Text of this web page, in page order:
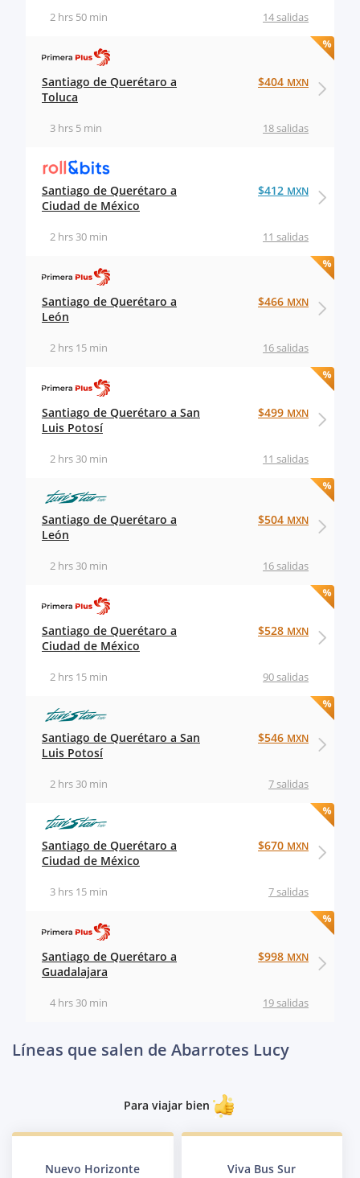
14 salidas
2 hrs 50 min
Santiago de Querétaro a
Toluca
18 salidas
3 hrs 5 min
$404 MXN
Santiago de Querétaro a
Ciudad de México
11 salidas
2 hrs 30 min
$412 MXN
Santiago de Querétaro a
León
16 salidas
2 hrs 15 min
$466 MXN
Santiago de Querétaro a San
Luis Potosí
11 salidas
2 hrs 30 min
$499 MXN
Santiago de Querétaro a
León
16 salidas
2 hrs 30 min
$504 MXN
Santiago de Querétaro a
Ciudad de México
90 salidas
2 hrs 15 min
$528 MXN
Santiago de Querétaro a San
Luis Potosí
7 salidas
2 hrs 30 min
$546 MXN
Santiago de Querétaro a
Ciudad de México
7 salidas
3 hrs 15 min
$670 MXN
Santiago de Querétaro a
Guadalajara
19 salidas
4 hrs 30 min
$998 MXN
Líneas que salen de Abarrotes Lucy
Para viajar bien
Nuevo Horizonte Viva Bus Sur